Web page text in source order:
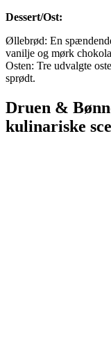
Dessert/Ost:
Øllebrød: En
vanilje og mørk
Osten: Tre udvalgte
sprødt.
Druen &
kulinariske